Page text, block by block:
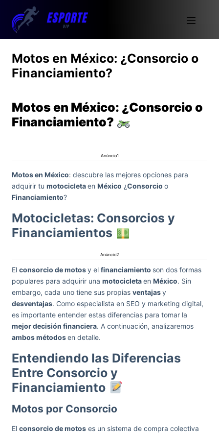
Motos en México: ¿Consorcio o
Financiamiento?
Motos en México: ¿Consorcio o
Financiamiento?
Anúncio1
Motos en México: descubre las mejores opciones para
adquirir tu motocicletaen México ¿Consorcio o
Financiamiento?
Motocicletas: Consorcios y
Financiamientos
Anúncio2
El consorcio de motosy el financiamiento son dos formas
populares para adquirir una motocicletaen México. Sin
embargo, cada uno tiene sus propias ventajasy
desventajas. Como especialista en SEO y marketing digital,
es importante entender estas diferencias para tomar la
mejor decisión financiera. A continuación, analizaremos
ambos métodosen detalle.
Entendiendo las Diferencias
Entre Consorcio y
Financiamiento
Motos por Consorcio
El consorcio de motos es un sistema de compra colectiva